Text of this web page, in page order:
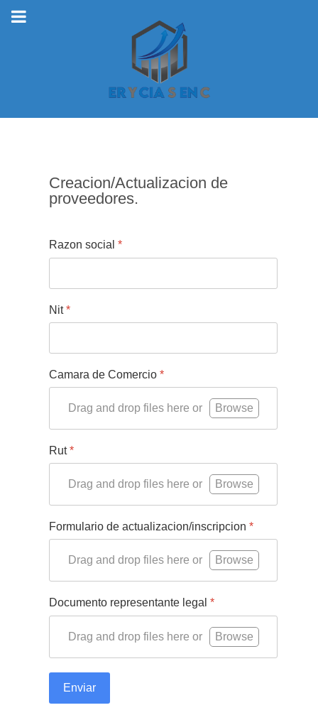
Creacion/Actualizacion de
proveedores.
Razon social *
Nit*
Camara de Comercio *
Drag and drop files here or Browse
Rut*
Drag and drop files here or Browse
Formulario de actualizacion/inscripcion *
Drag and drop files here or Browse
Documento representante legal *
Drag and drop files here or Browse
Enviar